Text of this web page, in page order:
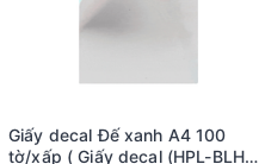
Giấy decal Đế xanh A4 100
tờ/xấp ( Giấy decal (HPL-BLHM